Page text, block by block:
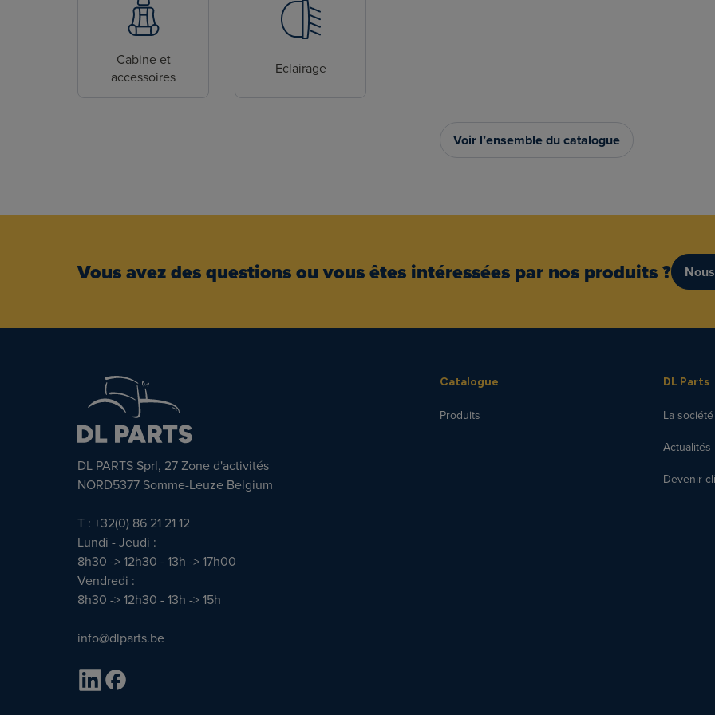
Cabine et
accessoires
Eclairage
Voir l’ensemble du catalogue
Vous avez des questions ou vous êtes intéressées par nos produits ?
DL PARTS Sprl, 27 Zone d'activités
NORD5377 Somme-Leuze Belgium
T : +32(0) 86 21 21 12
Lundi - Jeudi :
8h30 -> 12h30 - 13h -> 17h00
Vendredi :
8h30 -> 12h30 - 13h -> 15h
info@dlparts.be
Catalogue
Produits
DL Parts
La société
Actualités
Devenir